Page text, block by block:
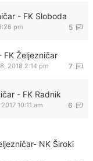
- FK Sloboda
5
pm
FK Željezničar
7
2018 2:14 pm
- FK Radnik
6
10:11 am
NK Široki